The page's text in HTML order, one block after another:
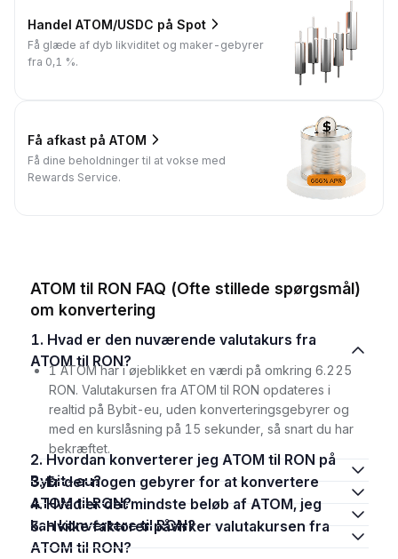
Handel ATOM/USDC på Spot
Få glæde af dyb likviditet og maker-gebyrer
fra 0,1 %.
Få afkast på ATOM
Få dine beholdninger til at vokse med
Rewards Service.
ATOM til RON FAQ (Ofte stillede spørgsmål)
om konvertering
1. Hvad er den nuværende valutakurs fra
ATOM til RON?
1 ATOM har i øjeblikket en værdi på omkring 6.225
RON. Valutakursen fra ATOM til RON opdateres i
realtid på Bybit-eu, uden konverteringsgebyrer og
med en kurslåsning på 15 sekunder, så snart du har
bekræftet.
2. Hvordan konverterer jeg ATOM til RON på
Bybit-eu?
3. Er der nogen gebyrer for at konvertere
ATOM til RON?
4. Hvad er det mindste beløb af ATOM, jeg
kan konvertere til RON?
5. Hvilke faktorer påvirker valutakursen fra
ATOM til RON?